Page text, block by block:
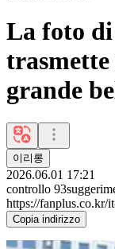
La foto di
grande
이리롱
2026.06.01 17:21
controllo 93
https://fanplus.co.kr/
Copia indirizzo